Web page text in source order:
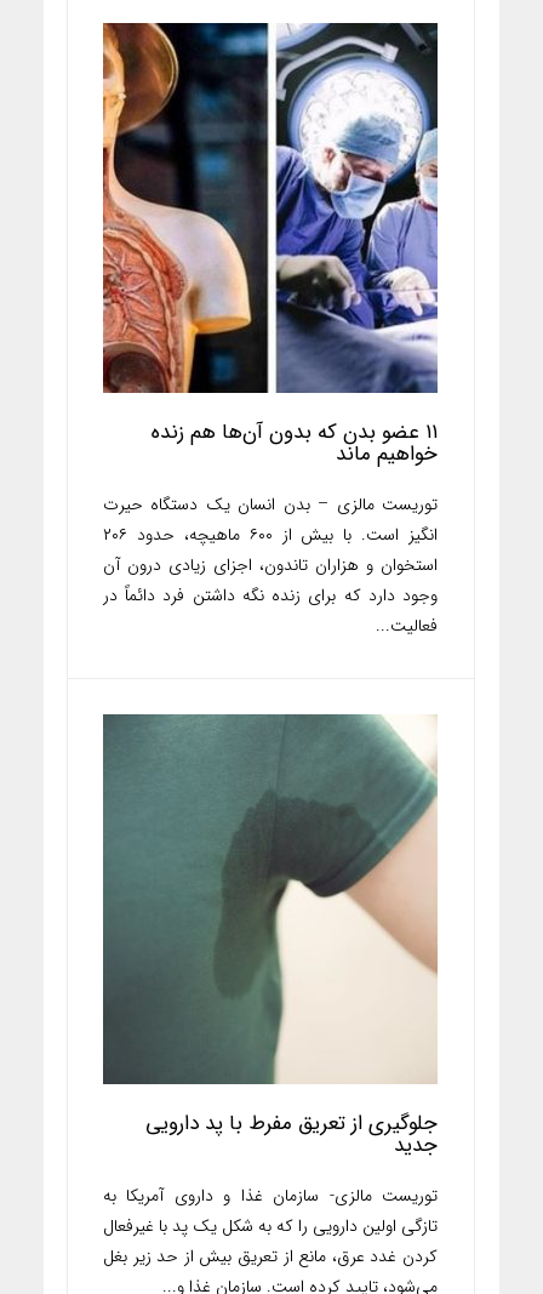
۱۱ عضو بدن که بدون آن‌ها هم زنده
خواهیم ماند
توریست مالزی – بدن انسان یک دستگاه حیرت
انگیز است. با بیش از ۶۰۰ ماهیچه، حدود ۲۰۶
استخوان و هزاران تاندون، اجزای زیادی درون آن
وجود دارد که برای زنده نگه داشتن فرد دائماً در
فعالیت...
جلوگیری از تعریق مفرط با پد دارویی
جدید
توریست مالزی- سازمان غذا و داروی آمریکا به
تازگی اولین دارویی را که به شکل یک پد با غیرفعال
کردن غدد عرق، مانع از تعریق بیش از حد زیر بغل
می‌شود، تایید کرده است. سازمان غذا و...